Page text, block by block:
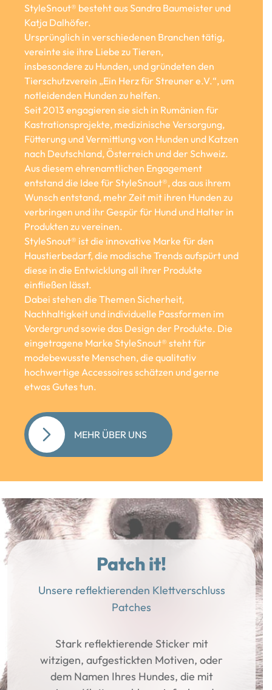
StyleSnout® besteht aus Sandra Baumeister und
Katja Dalhöfer.
Ursprünglich in verschiedenen Branchen tätig,
vereinte sie ihre Liebe zu Tieren,
insbesondere zu Hunden, und gründeten den
Tierschutzverein „Ein Herz für Streuner e.V.“, um
notleidenden Hunden zu helfen.
Seit 2013 engagieren sie sich in Rumänien für
Kastrationsprojekte, medizinische Versorgung,
Fütterung und Vermittlung von Hunden und Katzen
nach Deutschland, Österreich und der Schweiz.
Aus diesem ehrenamtlichen Engagement
entstand die Idee für StyleSnout®, das aus ihrem
Wunsch entstand, mehr Zeit mit ihren Hunden zu
verbringen und ihr Gespür für Hund und Halter in
Produkten zu vereinen.
StyleSnout® ist die innovative Marke für den
Haustierbedarf, die modische Trends aufspürt und
diese in die Entwicklung all ihrer Produkte
einfließen lässt.
Dabei stehen die Themen Sicherheit,
Nachhaltigkeit und individuelle Passformen im
Vordergrund sowie das Design der Produkte. Die
eingetragene Marke StyleSnout® steht für
modebewusste Menschen, die qualitativ
hochwertige Accessoires schätzen und gerne
etwas Gutes tun.
MEHR ÜBER UNS
Patch it!
Unsere reflektierenden Klettverschluss
Patches
Stark reflektierende Sticker mit
witzigen, aufgestickten Motiven, oder
dem Namen Ihres Hundes, die mit